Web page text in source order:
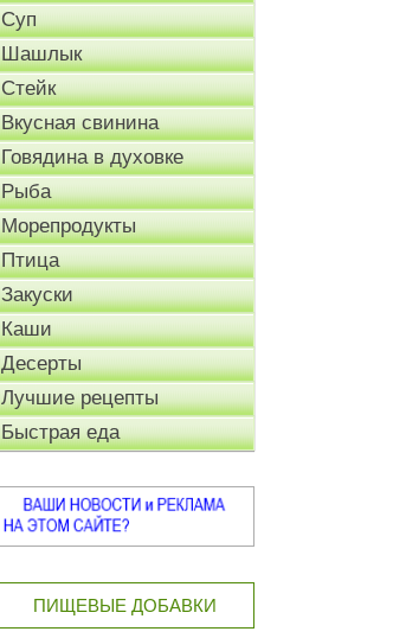
Суп
Шашлык
Стейк
Вкусная свинина
Говядина в духовке
Рыба
Морепродукты
Птица
Закуски
Каши
Десерты
Лучшие рецепты
Быстрая еда
ПИЩЕВЫЕ ДОБАВКИ